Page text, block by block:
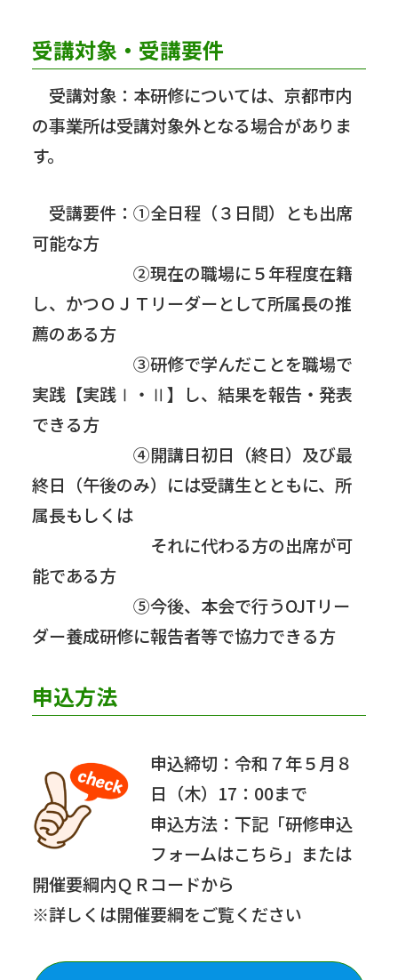
受講対象・受講要件
受講対象：本研修については、京都市内
の事業所は受講対象外となる場合がありま
す。
受講要件：①全日程（３日間）とも出席
可能な方
②現在の職場に５年程度在籍
し、かつＯＪＴリーダーとして所属長の推
薦のある方
③研修で学んだことを職場で
実践【実践Ⅰ・Ⅱ】し、結果を報告・発表
できる方
④開講日初日（終日）及び最
終日（午後のみ）には受講生とともに、所
属長もしくは
それに代わる方の出席が可
能である方
⑤今後、本会で行うOJTリー
ダー養成研修に報告者等で協力できる方
申込方法
申込締切：令和７年５月８
日（木）17：00まで
申込方法：下記「研修申込
フォームはこちら」または
開催要綱内ＱＲコードから
※詳しくは開催要綱をご覧ください